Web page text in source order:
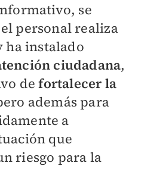
se
personal realiza
ha instalado
ciudadana,
defortalecer la
además para
a
que
riesgo para la